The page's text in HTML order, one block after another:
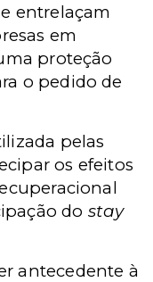
entrelaçam
em
proteção
o pedido de
pelas
os efeitos
do stay
antecedente à